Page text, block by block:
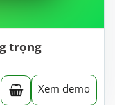
trọng
Xem demo